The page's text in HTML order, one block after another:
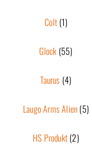
Colt(1)
Glock (55)
Taurus (4)
Laugo Arms Alien(5)
HS Produkt(2)